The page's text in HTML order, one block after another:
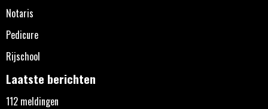
Notaris
Pedicure
Rijschool
Laatste berichten
112 meldingen